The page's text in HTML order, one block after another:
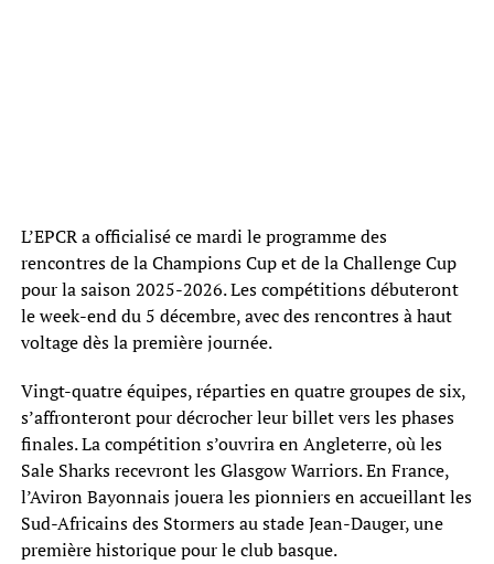
L’EPCR a officialisé ce mardi le programme des
rencontres de la Champions Cup et de la Challenge Cup
pour la saison 2025-2026. Les compétitions débuteront
le week-end du 5 décembre, avec des rencontres à haut
voltage dès la première journée.
Vingt-quatre équipes, réparties en quatre groupes de six,
s’affronteront pour décrocher leur billet vers les phases
finales. La compétition s’ouvrira en Angleterre, où les
Sale Sharks recevront les Glasgow Warriors. En France,
l’Aviron Bayonnais jouera les pionniers en accueillant les
Sud-Africains des Stormers au stade Jean-Dauger, une
première historique pour le club basque.